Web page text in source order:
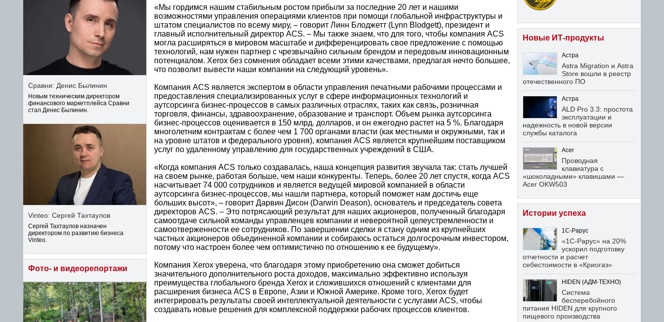
«Мы гордимся нашим стабильным ростом прибыли за последние 20 лет и нашими
возможностями управления операциями клиентов при помощи глобальной инфраструктуры и
штатом специалистов по всему миру, – говорит Линн Блоджетт (Lynn Blodgett), президент и
главный исполнительный директор ACS. – Мы также знаем, что для того, чтобы компания ACS
могла расширяться в мировом масштабе и дифференцировать свое предложение с помощью
технологий, нам нужен партнер с чрезвычайно сильным брендом и передовым инновационным
потенциалом. Xerox без сомнения обладает всеми этими качествами, предлагая нечто большее,
что позволит вывести наши компании на следующий уровень».
Компания ACS является экспертом в области управления печатными рабочими процессами и
предоставления специализированных услуг в сфере информационных технологий и
аутсорсинга бизнес-процессов в самых различных отраслях, таких как связь, розничная
торговля, финансы, здравоохранение, образование и транспорт. Объем рынка аутсорсинга
бизнес-процессов оценивается в 150 млрд. долларов, и он ежегодно растет на 5 %. Благодаря
многолетним контрактам с более чем 1 700 органами власти (как местными и окружными, так и
на уровне штатов и федерального уровня), компания ACS является крупнейшим поставщиком
услуг по удаленному управлению для государственных учреждений в США.
«Когда компания ACS только создавалась, наша концепция развития звучала так: стать лучшей
на своем рынке, работая больше, чем наши конкуренты. Теперь, более 20 лет спустя, когда ACS
насчитывает 74 000 сотрудников и является ведущей мировой компанией в области
аутсорсинга бизнес-процессов, мы нашли партнера, который поможет нам достичь еще
больших высот», – говорит Дарвин Дисон (Darwin Deason), основатель и председатель совета
директоров ACS. – Это потрясающий результат для наших акционеров, полученный благодаря
самоотдаче сильной команды управленцев компании и невероятной целеустремленности и
самоотверженности ее сотрудников. По завершении сделки я стану одним из крупнейших
частных акционеров объединенной компании и собираюсь остаться долгосрочным инвестором,
потому что настроен более чем оптимистично по отношению к ее будущему».
Компания Xerox уверена, что благодаря этому приобретению она сможет добиться
значительного дополнительного роста доходов, максимально эффективно используя
преимущества глобального бренда Xerox и сложившихся отношений с клиентами для
расширения бизнеса ACS в Европе, Азии и Южной Америке. Кроме того, Xerox будет
интегрировать результаты своей интеллектуальной деятельности с услугами ACS, чтобы
создавать новые решения для комплексной поддержки рабочих процессов клиентов.
Сравни: Денис Былинин
Новым техническим директором
финансового маркетплейса Сравни
стал Денис Былинин.
Vinteo: Сергей Тахтаулов
Сергей Тахтаулов назначен
директором по развитию бизнеса
Vinteo.
Фото- и видеорепортажи
Новые ИТ-продукты
Астра
Astra Migration и Astra
Store вошли в реестр
отечественного ПО
Астра
ALD Pro 3.3: простота
эксплуатации и
надежность в новой версии
службы каталога
Acer
Проводная
клавиатура с
«шоколадными» клавишами —
Acer OKW503
Истории успеха
1С-Рарус
«1С-Рарус» на 20%
ускорил подготовку
отчетности и расчет
себестоимости в «Криогаз»
HIDEN (АДМ-ТЕХНО)
Система
бесперебойного
питания HIDEN для крупного
пищевого производства